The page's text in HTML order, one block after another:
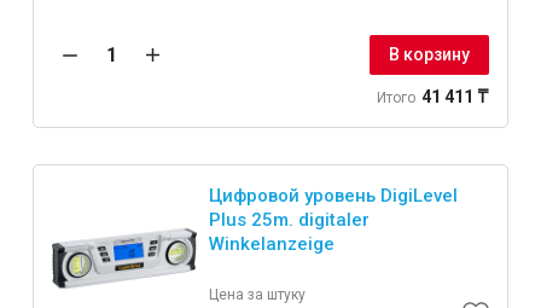
В корзину
Итого 41 411 ₸
Цифровой уровень DigiLevel
Plus 25m. digitaler
Winkelanzeige
Цена за штуку